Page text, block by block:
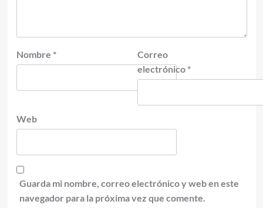
Nombre *
Correo
electrónico *
Web
Guarda mi nombre, correo electrónico y web en este
navegador para la próxima vez que comente.